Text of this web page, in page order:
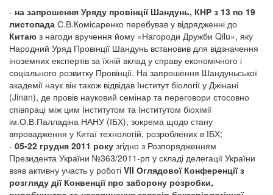
- на запрошення Уряду провінції Шандунь, КНР з 13 по 19
листопада С.В.Комісаренко перебував у відрядженні до
Китаю з нагоди вручення йому «Нагороди Дружби Qilu», яку
Народний Уряд Провінції Шандунь встановив для відзначення
іноземних експертів за їхній вклад у справу економічного і
соціального розвитку Провінції. На запрошення Шандуньської
академії наук він також відвідав Інститут біології у Джінані
(Jinan), де провів науковий семінар та переговори стосовно
співпраці між цим Інститутом та Інститутом біохімії
ім.О.В.Палладіна НАНУ (ІБХ), зокрема щодо стану
впровадження у Китаї технологій, розроблених в ІБХ;
- 05-22 грудня 2011 року згідно з Розпорядженням
Президента України №363/2011-рп у складі делегації України
взяв активну участь у роботі VII Оглядової Конференції з
розгляду дії Конвенції про заборону розробки,